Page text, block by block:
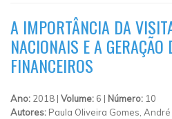
A IMPORTÂNCIA DA
NACIONAIS E A GERAÇÃO
FINANCEIROS
Ano: 2018 | Volume: 6 | Número: 10
Autores: Paula Oliveira Gomes,